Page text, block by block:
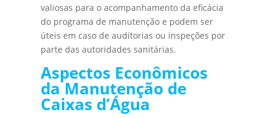
valiosas para o acompanhamento da eficácia
do programa de manutenção e podem ser
úteis em caso de auditorias ou inspeções por
parte das autoridades sanitárias.
Aspectos Econômicos
da Manutenção de
Caixas d’Água